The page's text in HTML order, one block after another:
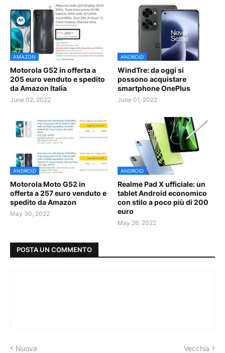
AMAZON
Motorola G52 in offerta a
205 euro venduto e spedito
da Amazon Italia
June 02, 2022
ANDROID
WindTre: da oggi si
possono acquistare
smartphone OnePlus
June 01, 2022
ANDROID
Motorola Moto G52 in
offerta a 257 euro venduto e
spedito da Amazon
May 30, 2022
ANDROID
Realme Pad X ufficiale: un
tablet Android economico
con stilo a poco più di 200
euro
May 26, 2022
POSTA UN COMMENTO
Nuova Vecchia